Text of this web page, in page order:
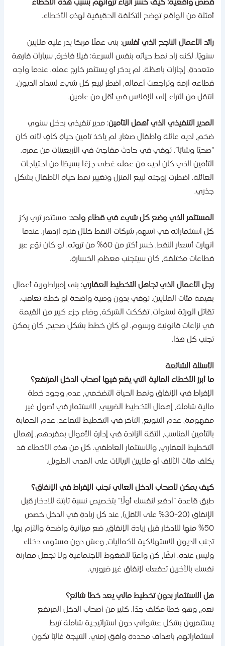
واقعية: كيف خسر أثرياء ثرواتهم بسبب هذه الأخطاء
من الواقع توضح التكلفة الحقيقية لهذه الأخطاء.
الأعمال الناجح الذي أفلس: بنى عملًا مربحًا يدر عليه ملايين
لكنه زاد نمط حياته بنفس السرعة: فيلا فاخرة، سيارات فارهة
إجازات باهظة. لم يدخر أو يستثمر خارج عمله. عندما واجه
أزمة وتراجعت أعماله، اضطر لبيع كل شيء لسداد الديون.
من الثراء إلى الإفلاس في أقل من عامين.
التنفيذي الذي أهمل التأمين: مدير تنفيذي بدخل سنوي
لديه عائلة وأطفال صغار. لم يأخذ تأمين حياة كافٍ لأنه كان
وشابًا”. توفي في حادث مفاجئ في الأربعينات من عمره.
الذي كان لديه من عمله غطى جزءًا بسيطًا من احتياجات
اضطرت زوجته لبيع المنزل وتغيير نمط حياة الأطفال بشكل
الذي وضع كل شيء في قطاع واحد: مستثمر ثري ركز
استثماراته في أسهم شركات النفط خلال فترة ازدهار. عندما
انهارت أسعار النفط، خسر أكثر من 60% من ثروته. لو كان نوّع عبر
مختلفة، كان سيتجنب معظم الخسارة.
الأعمال الذي تجاهل التخطيط العقاري: بنى إمبراطورية أعمال
مئات الملايين. توفي بدون وصية واضحة أو خطة تعاقب.
الورثة لسنوات، تفككت الشركة، وضاع جزء كبير من القيمة
نزاعات قانونية ورسوم. لو كان خطط بشكل صحيح، كان يمكن
كل هذا.
الشائعة
أبرز الأخطاء المالية التي يقع فيها أصحاب الدخل المرتفع؟
في الإنفاق ونمط الحياة التضخمي، عدم وجود خطة
شاملة، إهمال التخطيط الضريبي، الاستثمار في أصول غير
عدم التنويع، التأخر في التخطيط للتقاعد، عدم الحماية
المناسب، الثقة الزائدة في إدارة الأموال بمفردهم، إهمال
العقاري، والاستثمار العاطفي. كل من هذه الأخطاء قد
مئات الآلاف أو ملايين الريالات على المدى الطويل.
يمكن لأصحاب الدخل العالي تجنب الإفراط في الإنفاق؟
قاعدة “ادفع لنفسك أولًا” بتخصيص نسبة ثابتة للادخار قبل
الإنفاق (20-30% على الأقل)، عند كل زيادة في الدخل خصص
50% منها للادخار قبل زيادة الإنفاق، ضع ميزانية واضحة والتزم بها،
الديون الاستهلاكية للكماليات، وعش دون مستوى دخلك
عنده. أيضًا، كن واعيًا للضغوط الاجتماعية ولا تجعل مقارنة
بالآخرين تدفعك لإنفاق غير ضروري.
الاستثمار بدون تخطيط مالي يعد خطأ شائع؟
وهو خطأ مكلف جدًا. كثير من أصحاب الدخل المرتفع
بشكل عشوائي دون استراتيجية شاملة تربط
بأهداف محددة وأفق زمني. النتيجة غالبًا تكون